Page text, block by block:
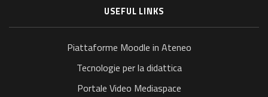
USEFUL LINKS
Piattaforme Moodle in Ateneo
Tecnologie per la didattica
Portale Video Mediaspace